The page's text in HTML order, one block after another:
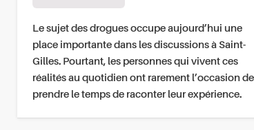
Le sujet des drogues occupe aujourd’hui une
place importante dans les discussions à Saint-
Gilles. Pourtant, les personnes qui vivent ces
réalités au quotidien ont rarement l’occasion de
prendre le temps de raconter leur expérience.